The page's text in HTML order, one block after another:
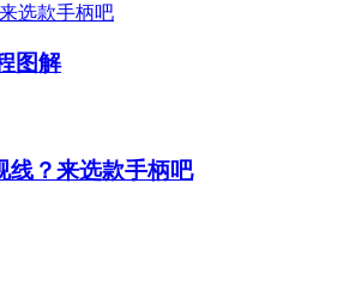
选款手柄吧
图解
线？来选款手柄吧